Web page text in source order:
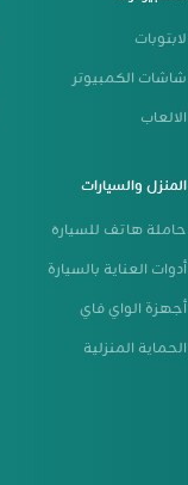
لابتوبات
شاشات الكمبيوتر
الالعاب
المنزل والسيارات
حاملة هاتف للسياره
أدوات العناية بالسيارة
أجهزة الواي فاي
الحماية المنزلية